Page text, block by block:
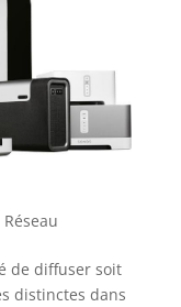
Réseau
de diffuser soit
distinctes dans